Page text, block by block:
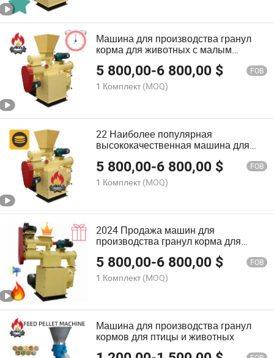
Машина для производства гранул
корма для животных с малым
конкурентоспособной цене
5 800,00-6 800,00 $ FOB
1 Комплект (MOQ)
22 Наиболее популярная
высококачественная машина для
матрицей
5 800,00-6 800,00 $ FOB
1 Комплект (MOQ)
2024 Продажа машин для
производства гранул корма для
кольцевыми матрицами
5 800,00-6 800,00 $ FOB
1 Комплект (MOQ)
Машина для производства гранул
кормов для птицы и животных